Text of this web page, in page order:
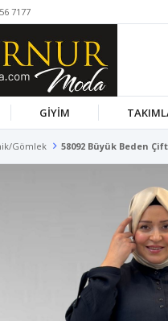
7177
GİYİM
Gömlek 58092 Büyük Beden